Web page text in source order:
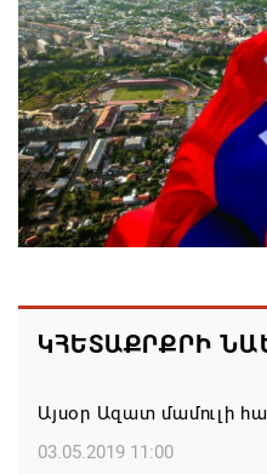
քննարկվել է TRIPP
իրականացումը
08.08.2026 12:32
Մաքսիմ Հակոբյանն
տարեկան
08.08.2026 09:40
մտահոգություն է
ստեղծված իրավիճակի
Միասնական աղոթք և
ԿՀԵՏԱՔՐՔՐԻ
Այսօր Ազատ մամուլի
03.05.2019 11:00